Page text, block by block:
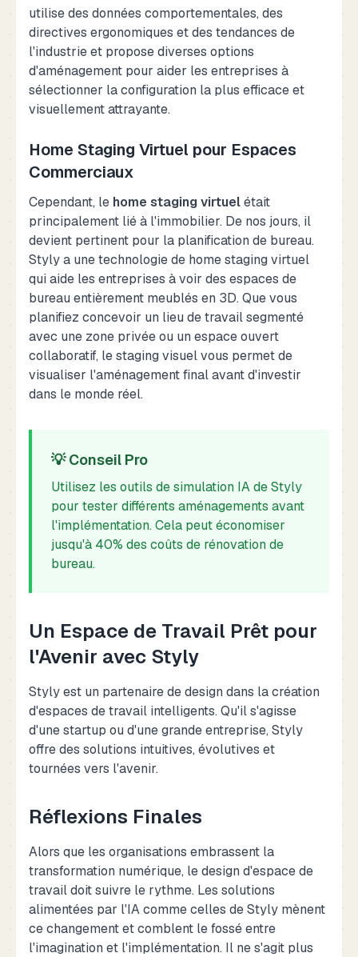
utilise des données comportementales, des
directives ergonomiques et des tendances de
l'industrie et propose diverses options
d'aménagement pour aider les entreprises à
sélectionner la configuration la plus efficace et
visuellement attrayante.
Home Staging Virtuel pour Espaces
Commerciaux
Cependant, le home staging virtuelétait
principalement lié à l'immobilier. De nos jours, il
devient pertinent pour la planification de bureau.
Styly a une technologie de home staging virtuel
qui aide les entreprises à voir des espaces de
bureau entièrement meublés en 3D. Que vous
planifiez concevoir un lieu de travail segmenté
avec une zone privée ou un espace ouvert
collaboratif, le staging visuel vous permet de
visualiser l'aménagement final avant d'investir
dans le monde réel.
💡 Conseil Pro
Utilisez les outils de simulation IA de Styly
pour tester différents aménagements avant
l'implémentation. Cela peut économiser
jusqu'à 40% des coûts de rénovation de
bureau.
Un Espace de Travail Prêt pour
l'Avenir avec Styly
Styly est un partenaire de design dans la création
d'espaces de travail intelligents. Qu'il s'agisse
d'une startup ou d'une grande entreprise, Styly
offre des solutions intuitives, évolutives et
tournées vers l'avenir.
Réflexions Finales
Alors que les organisations embrassent la
transformation numérique, le design d'espace de
travail doit suivre le rythme. Les solutions
alimentées par l'IA comme celles de Styly mènent
ce changement et comblent le fossé entre
l'imagination et l'implémentation. Il ne s'agit plus